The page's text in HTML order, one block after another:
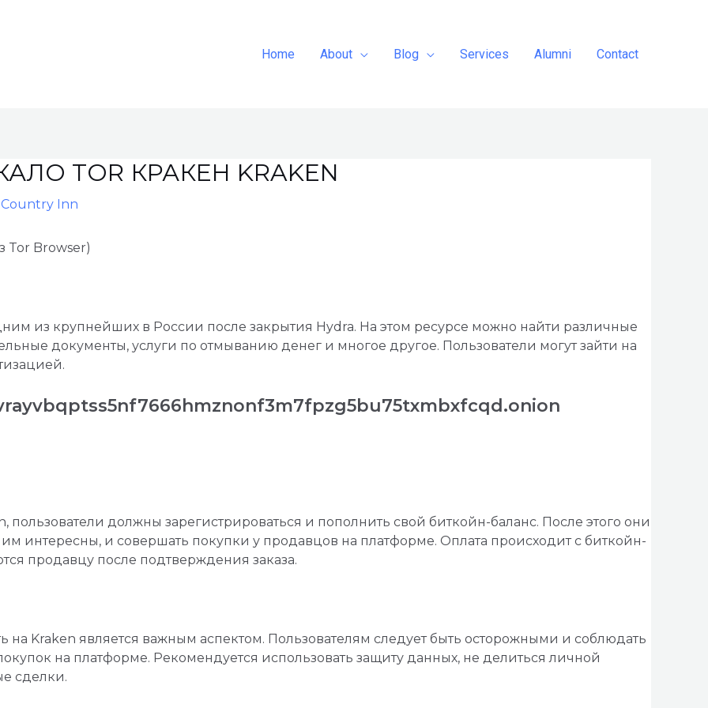
Home About Blog Services Alumni Contact
TOR КРАКЕН KRAKEN
Inn
Tor Browser)
из крупнейших в России после закрытия Hydra. На этом ресурсе можно найти различные
документы, услуги по отмыванию денег и многое другое. Пользователи могут зайти на
пользователи должны зарегистрироваться и пополнить свой биткойн-баланс. После этого они
интересны, и совершать покупки у продавцов на платформе. Оплата происходит с биткойн-
продавцу после подтверждения заказа.
на Kraken является важным аспектом. Пользователям следует быть осторожными и соблюдать
на платформе. Рекомендуется использовать защиту данных, не делиться личной
сделки.